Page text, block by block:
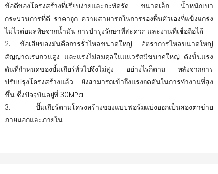
ข้อดีของโครงสร้างที่เรียบง่ายและกะทัดรัด ขนาดเล็ก น้ำหนักเบา
กระบวนการที่ดี ราคาถูก ความสามารถในการรองพื้นตัวเองที่แข็งแกร่ง
ไม่ไวต่อมลพิษจากน้ำมัน การบำรุงรักษาที่สะดวก และงานที่เชื่อถือได้
2. ข้อเสียของมันคือการรั่วไหลขนาดใหญ่ อัตราการไหลขนาดใหญ่
สัญญาณรบกวนสูง และแรงไม่สมดุลในแนวรัศมีขนาดใหญ่ ดังนั้นแรง
ดันที่กำหนดของปั๊มเกียร์ทั่วไปจึงไม่สูง อย่างไรก็ตาม หลังจากการ
ปรับปรุงโครงสร้างแล้ว ยังสามารถเข้าถึงแรงกดดันในการทำงานที่สูง
ขึ้น ซึ่งปัจจุบันอยู่ที่ 30MPa
3. ปั๊มเกียร์ตามโครงสร้างของแบบฟอร์มแบ่งออกเป็นสองตาข่าย
ภายนอกและภายใน